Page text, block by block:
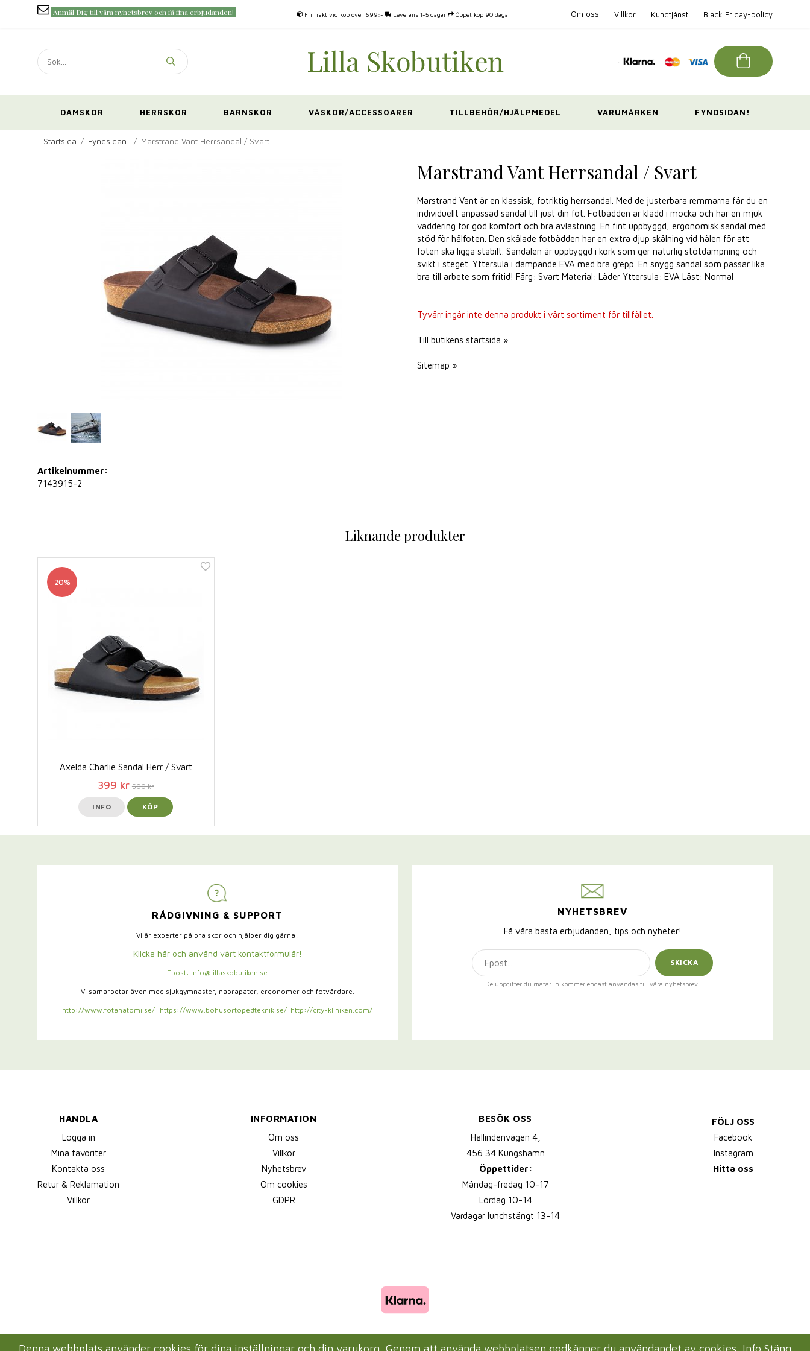
Anmäl Dig till våra nyhetsbrev och få fina erbjudanden! Fri frakt vid köp över 699:- Leverans 1-5 dagar Öppet köp 90 dagar Om oss Villkor Kundtjänst Black Friday-policy
DAMSKOR HERRSKOR BARNSKOR VÄSKOR/ACCESSOARER TILLBEHÖR/HJÄLPMEDEL VARUMÄRKEN FYNDSIDAN!
Startsida / Fyndsidan! / Marstrand Vant Herrsandal / Svart
Marstrand Vant Herrsandal / Svart
Marstrand Vant är en klassisk, fotriktig herrsandal. Med de justerbara remmarna får du en
individuellt anpassad sandal till just din fot. Fotbädden är klädd i mocka och har en mjuk
vaddering för god komfort och bra avlastning. En fint uppbyggd, ergonomisk sandal med
stöd för hålfoten. Den skålade fotbädden har en extra djup skålning vid hälen för att
foten ska ligga stabilt. Sandalen är uppbyggd i kork som ger naturlig stötdämpning och
svikt i steget. Yttersula i dämpande EVA med bra grepp. En snygg sandal som passar lika
bra till arbete som fritid! Färg: Svart Material: Läder Yttersula: EVA Läst: Normal
Tyvärr ingår inte denna produkt i vårt sortiment för tillfället.
Till butikens startsida »
Sitemap »
Artikelnummer:
7143915-2
Liknande produkter
20%
Axelda Charlie Sandal Herr / Svart
399 kr 500 kr
INFO KÖP
RÅDGIVNING & SUPPORT
Vi är experter på bra skor och hjälper dig gärna!
Klicka här och använd vårt kontaktformulär!
Epost: info@lillaskobutiken.se
Vi samarbetar även med sjukgymnaster, naprapater, ergonomer och fotvårdare.
http://www.fotanatomi.se/ https://www.bohusortopedteknik.se/ http://city-kliniken.com/
NYHETSBREV
Få våra bästa erbjudanden, tips och nyheter!
SKICKA
De uppgifter du matar in kommer endast användas till våra nyhetsbrev.
HANDLA
Logga in
Mina favoriter
Kontakta oss
Retur & Reklamation
Villkor
INFORMATION
Om oss
Villkor
Nyhetsbrev
Om cookies
GDPR
BESÖK OSS
Hallindenvägen 4,
456 34 Kungshamn
Öppettider:
Måndag-fredag 10-17
Lördag 10-14
Vardagar lunchstängt 13-14
FÖLJ OSS
Facebook
Instagram
Hitta oss
Drift & produktion:Wikinggruppen
Denna webbplats använder cookies för dina inställningar och din varukorg. Genom att använda webbplatsen godkänner du användandet av cookies. Info Stäng